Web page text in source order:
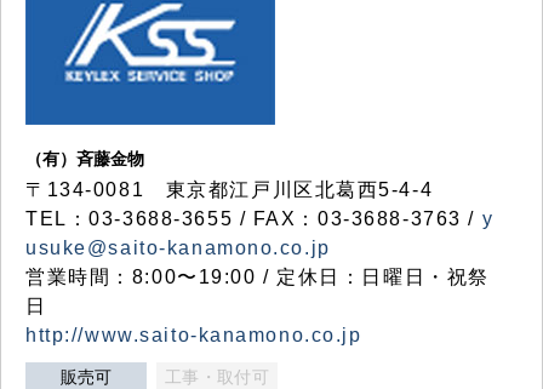
（有）斉藤金物
〒134-0081 東京都江戸川区北葛西5-4-4
TEL：03-3688-3655 / FAX：03-3688-3763 / y
usuke@saito-kanamono.co.jp
営業時間：8:00〜19:00 / 定休日：日曜日・祝祭
日
http://www.saito-kanamono.co.jp
販売可 工事・取付可